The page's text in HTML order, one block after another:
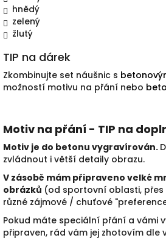
hnědý
zelený
žlutý
TIP na dárek
Zkombinujte set náušnic s
možností motivu na přání nebo
Motiv na přání - TIP na
Motiv je do betonu vygravírován.
zvládnout i větší detaily obrazu.
V zásobě mám připraveno velké
obrázků (od sportovní oblasti,
různé zájmové / chuťové
Pokud máte speciální přání a vámi
připraven, rád vám jej zhotovím dle